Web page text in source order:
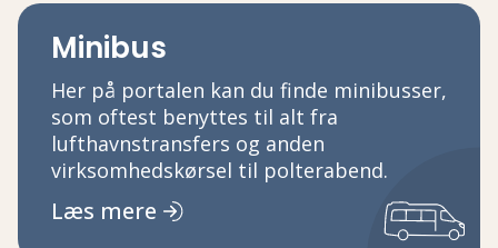
Minibus
Her på portalen kan du finde minibusser,
som oftest benyttes til alt fra
lufthavnstransfers og anden
virksomhedskørsel til polterabend.
Læs mere